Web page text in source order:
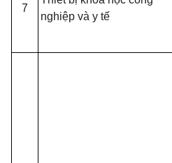
7
nghiệp và y tế